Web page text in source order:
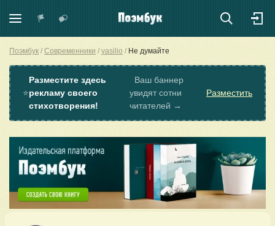
Поэмбук Современники vasilio Не думайте
⭐
Разместите здесь
рекламу своего
стихотворения!
Ваш баннер
увидят сотни
читателей →
Разместить